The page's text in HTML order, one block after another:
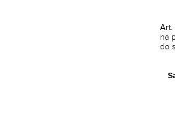
Art.
na
do